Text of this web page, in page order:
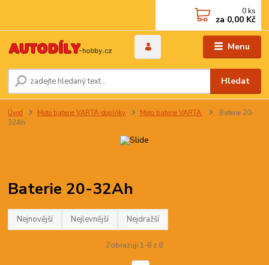
Menu
Hledat
0 ks
za 0,00 Kč
Úvod Moto baterie VARTA-doplňky Moto baterie VARTA
Baterie 20-
32Ah
Baterie 20-32Ah
Nejnovější Nejlevnější Nejdražší
Zobrazuji 1-8 z 8